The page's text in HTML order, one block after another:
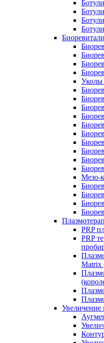
Уколы
Мезо-
PRP
PRP
Matrix
Увеличение